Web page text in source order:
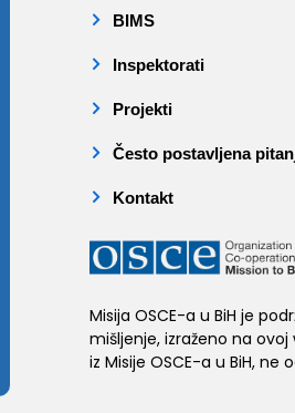
BIMS
Inspektorati
Projekti
Često postavljena
Kontakt
Misija OSCE-a u BiH je
mišljenje, izraženo na
iz Misije OSCE-a u BiH, ne